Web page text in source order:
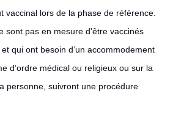
vaccinal lors de la phase de référence.
sont pas en mesure d'être vaccinés
qui ont besoin d’un accommodement
d’ordre médical ou religieux ou sur la
personne, suivront une procédure